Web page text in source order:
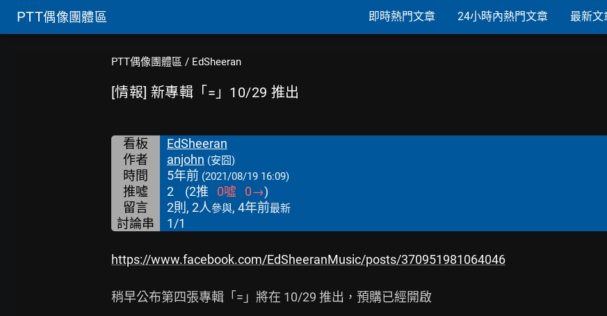
PTT偶像團體區 即時熱門文章 24小時內熱門文章 最新文
PTT偶像團體區 / EdSheeran
[情報] 新專輯「=」10/29 推出
看板
EdSheeran
作者
anjohn (安囧)
時間 5年前 (2021/08/19 16:09)
推噓 2 (2推 0噓 0→)
留言
2則, 2人參與, 4年前最新
討論串 1/1
https://www.facebook.com/EdSheeranMusic/posts/370951981064046
稍早公布第四張專輯「=」將在 10/29 推出，預購已經開啟